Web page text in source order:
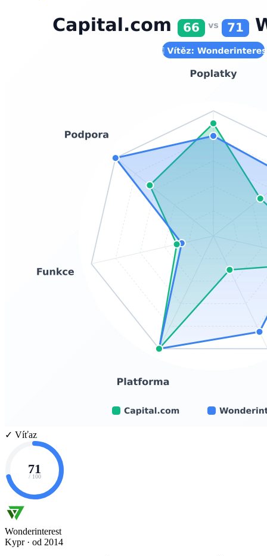
✓ Víťaz
71
/ 100
Wonderinterest
Kypr · od 2014